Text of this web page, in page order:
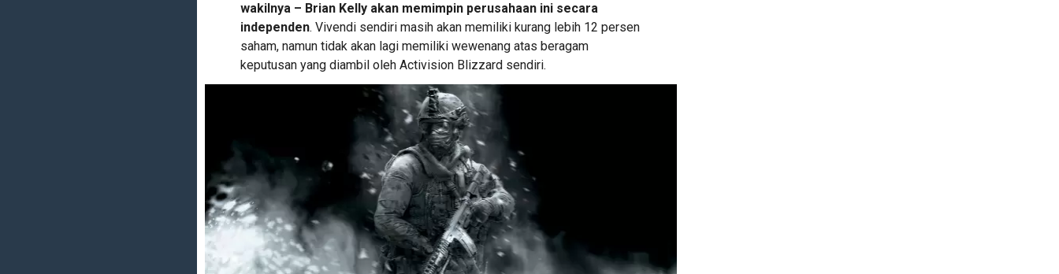
wakilnya – Brian Kelly akan memimpin perusahaan ini secara
independen. Vivendi sendiri masih akan memiliki kurang lebih 12 persen
saham, namun tidak akan lagi memiliki wewenang atas beragam
keputusan yang diambil oleh Activision Blizzard sendiri.